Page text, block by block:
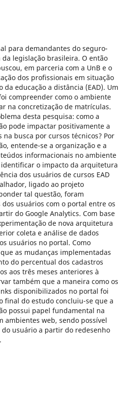
para demandantes do seguro-
legislação brasileira. O então
em parceria com a UnB e o
dos profissionais em situação
educação a distância (EAD). Um
compreender como o ambiente
na concretização de matrículas.
desta pesquisa: como a
pode impactar positivamente a
busca por cursos técnicos? Por
entende-se a organização e a
informacionais no ambiente
o impacto da arquitetura
dos usuários de cursos EAD
ligado ao projeto
tal questão, foram
usuários com o portal entre os
do Google Analytics. Com base
de nova arquitetura
coleta e análise de dados
usuários no portal. Como
as mudanças implementadas
do percentual dos cadastros
aos três meses anteriores à
também que a maneira como os
disponibilizados no portal foi
final do estudo concluiu-se que a
possui papel fundamental na
ambientes web, sendo possível
usuário a partir do redesenho